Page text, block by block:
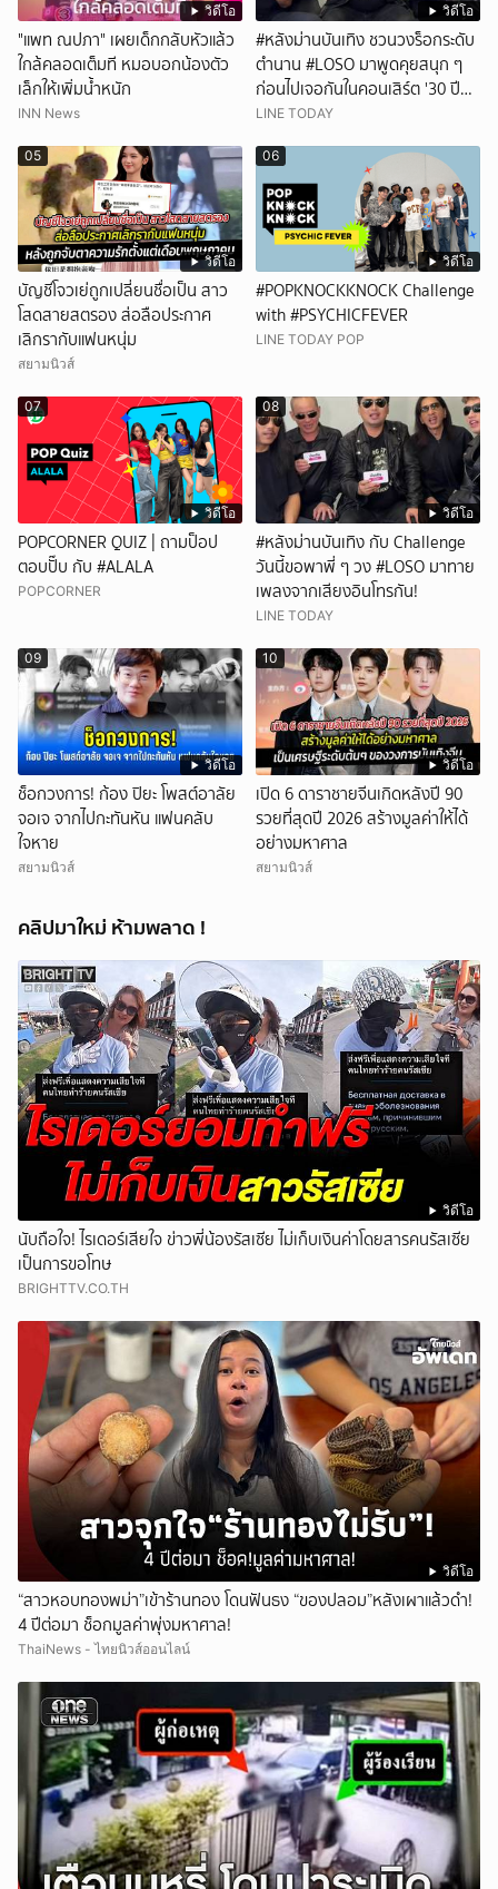
วิดีโอ
"แพท ณปภา" เผยเด็กกลับหัวแล้ว
ใกล้คลอดเต็มที หมอบอกน้องตัว
เล็กให้เพิ่มน้ำหนัก
INN News
วิดีโอ
#หลังม่านบันเทิง ชวนวงร็อกระดับ
ตำนาน #LOSO มาพูดคุยสนุก ๆ
ก่อนไปเจอกันในคอนเสิร์ต '30 ปี
LOSO นานเท่าไรก็รอ'
LINE TODAY
วิดีโอ
05
บัญชีโจวเย่ถูกเปลี่ยนชื่อเป็น สาว
โสดสายสตรอง ส่อลือประกาศ
เลิกรากับแฟนหนุ่ม
สยามนิวส์
วิดีโอ
06
#POPKNOCKKNOCK Challenge
with #PSYCHICFEVER
LINE TODAY POP
วิดีโอ
07
POPCORNER QUIZ | ถามป็อป
ตอบปั๊บ กับ #ALALA
POPCORNER
วิดีโอ
08
#หลังม่านบันเทิง กับ Challenge
วันนี้ขอพาพี่ ๆ วง #LOSO มาทาย
เพลงจากเสียงอินโทรกัน!
LINE TODAY
วิดีโอ
09
ช็อกวงการ! ก้อง ปิยะ โพสต์อาลัย
จอเจ จากไปกะทันหัน แฟนคลับ
ใจหาย
สยามนิวส์
วิดีโอ
10
เปิด 6 ดาราชายจีนเกิดหลังปี 90
รวยที่สุดปี 2026 สร้างมูลค่าให้ได้
อย่างมหาศาล
สยามนิวส์
คลิปมาใหม่ ห้ามพลาด !
วิดีโอ
นับถือใจ! ไรเดอร์เสียใจ ข่าวพี่น้องรัสเซีย ไม่เก็บเงินค่าโดยสารคนรัสเซีย
เป็นการขอโทษ
BRIGHTTV.CO.TH
วิดีโอ
“สาวหอบทองพม่า”เข้าร้านทอง โดนฟันธง “ของปลอม”หลังเผาแล้วดำ!
4 ปีต่อมา ช็อกมูลค่าพุ่งมหาศาล!
ThaiNews - ไทยนิวส์ออนไลน์